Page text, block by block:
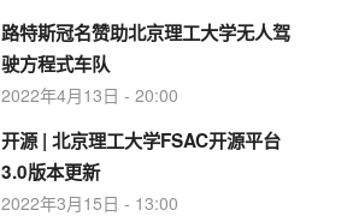
路特斯冠名赞助北京理工大学无人驾
驶方程式车队
2022年4月13日 - 20:00
开源 | 北京理工大学FSAC开源平台
3.0版本更新
2022年3月15日 - 13:00